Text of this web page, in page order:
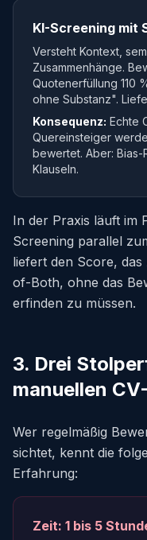
KI-Screening mit
Versteht Kontext,
Zusammenhänge.
Quotenerfüllung 110
ohne Substanz".
Konsequenz: Echte
Quereinsteiger
bewertet. Aber: Bias-
Klauseln.
In der Praxis läuft im
Screening parallel
liefert den Score, das
of-Both, ohne das
erfinden zu müssen.
3. Drei
manuellen
Wer regelmäßig
sichtet, kennt die
Erfahrung:
Zeit: 1 bis 5